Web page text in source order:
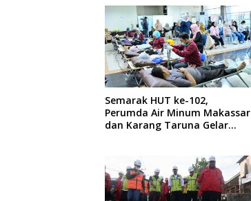
Semarak HUT ke-102,
Perumda Air Minum Makassar
dan Karang Taruna Gelar